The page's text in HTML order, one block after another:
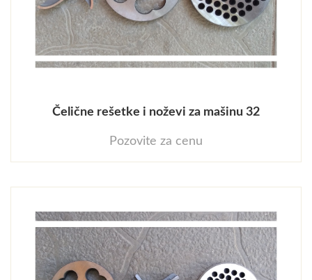
Čelične rešetke i noževi za mašinu 32
Pozovite za cenu